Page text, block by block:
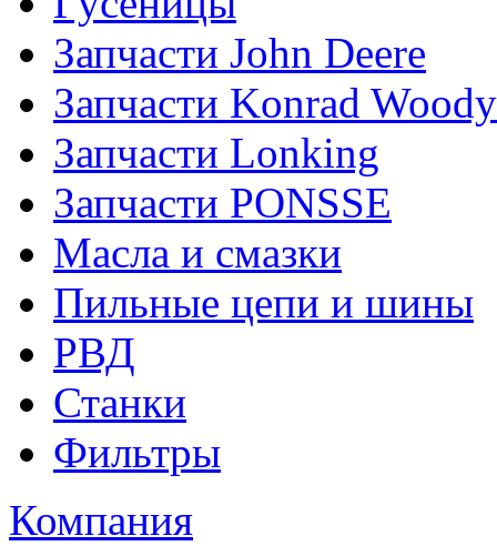
Запчасти John Deere
Запчасти Konrad Woody
Запчасти Lonking
Запчасти PONSSE
Масла и смазки
Пильные цепи и шины
РВД
Станки
Фильтры
Компания